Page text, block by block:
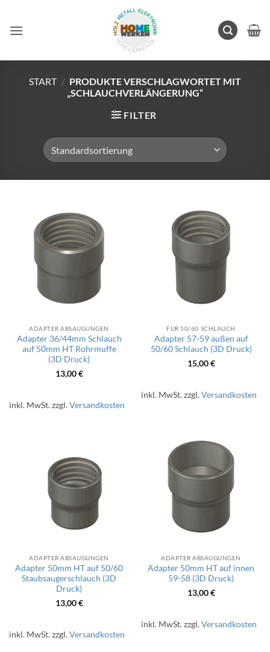
springen
START / PRODUKTE VERSCHLAGWORTET MIT
„SCHLAUCHVERLÄNGERUNG“
FILTER
ADAPTER ABSAUGUNGEN
Adapter 36/44mm Schlauch
auf 50mm HT Rohrmuffe
(3D Druck)
13,00€
inkl. MwSt.zzgl.Versandkosten
FÜR 50/60 SCHLAUCH
Adapter 57-59 außen auf
50/60 Schlauch (3D Druck)
15,00€
inkl. MwSt.zzgl.Versandkosten
ADAPTER ABSAUGUNGEN
Adapter 50mm HT auf 50/60
Staubsaugerschlauch (3D
Druck)
13,00€
inkl. MwSt.zzgl.Versandkosten
ADAPTER ABSAUGUNGEN
Adapter 50mm HT auf innen
59-58 (3D Druck)
13,00€
inkl. MwSt.zzgl.Versandkosten